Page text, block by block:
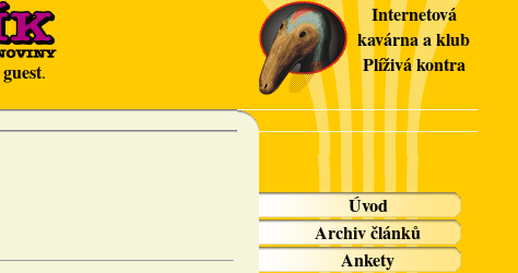
guest.
Internetová
kavárna a klub
Plíživá kontra
Úvod
Archiv článků
Ankety